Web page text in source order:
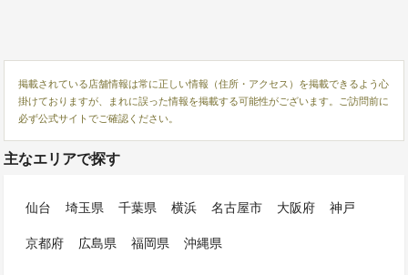
掲載されている店舗情報は常に正しい情報（住所・アクセス）を掲載できるよう心
掛けておりますが、まれに誤った情報を掲載する可能性がございます。ご訪問前に
必ず公式サイトでご確認ください。
主なエリアで探す
仙台 埼玉県 千葉県 横浜 名古屋市 大阪府
神戸
京都府
広島県 福岡県 沖縄県